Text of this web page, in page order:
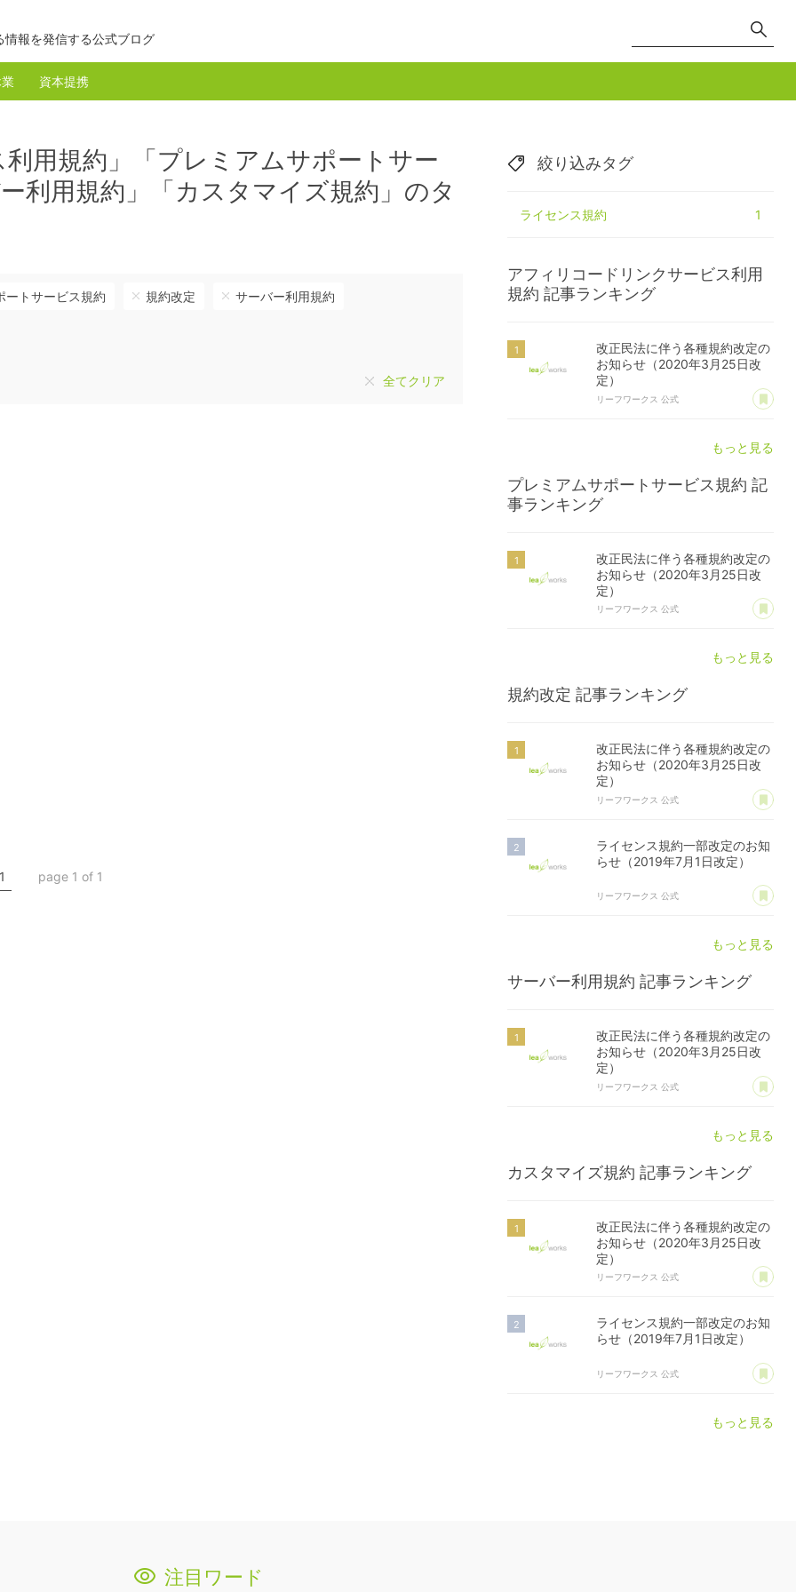
情報を発信する公式ブログ
資本提携
用規約」「プレミアムサポートサー
利用規約」「カスタマイズ規約」のタ
ートサービス規約 規約改定 サーバー利用規約
全てクリア
1 page 1 of 1
絞り込みタグ
ライセンス規約 1
アフィリコードリンクサービス利用
規約 記事ランキング
改正民法に伴う各種規約改定の
お知らせ（2020年3月25日改
定）
リーフワークス 公式 あ
もっと見る
プレミアムサポートサービス規約 記
事ランキング
改正民法に伴う各種規約改定の
お知らせ（2020年3月25日改
定）
リーフワークス 公式 あ
もっと見る
規約改定 記事ランキング
改正民法に伴う各種規約改定の
お知らせ（2020年3月25日改
定）
リーフワークス 公式 あ
ライセンス規約一部改定のお知
らせ（2019年7月1日改定）
リーフワークス 公式 あ
もっと見る
サーバー利用規約 記事ランキング
改正民法に伴う各種規約改定の
お知らせ（2020年3月25日改
定）
リーフワークス 公式 あ
もっと見る
カスタマイズ規約 記事ランキング
改正民法に伴う各種規約改定の
お知らせ（2020年3月25日改
定）
リーフワークス 公式 あ
ライセンス規約一部改定のお知
らせ（2019年7月1日改定）
リーフワークス 公式 あ
もっと見る
注目ワード